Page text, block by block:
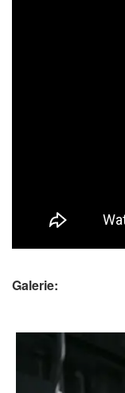
Galerie: